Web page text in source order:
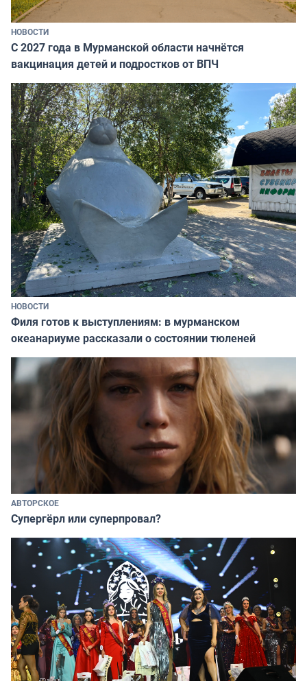
НОВОСТИ
С 2027 года в Мурманской области начнётся
вакцинация детей и подростков от ВПЧ
НОВОСТИ
Филя готов к выступлениям: в мурманском
океанариуме рассказали о состоянии тюленей
АВТОРСКОЕ
Супергёрл или суперпровал?